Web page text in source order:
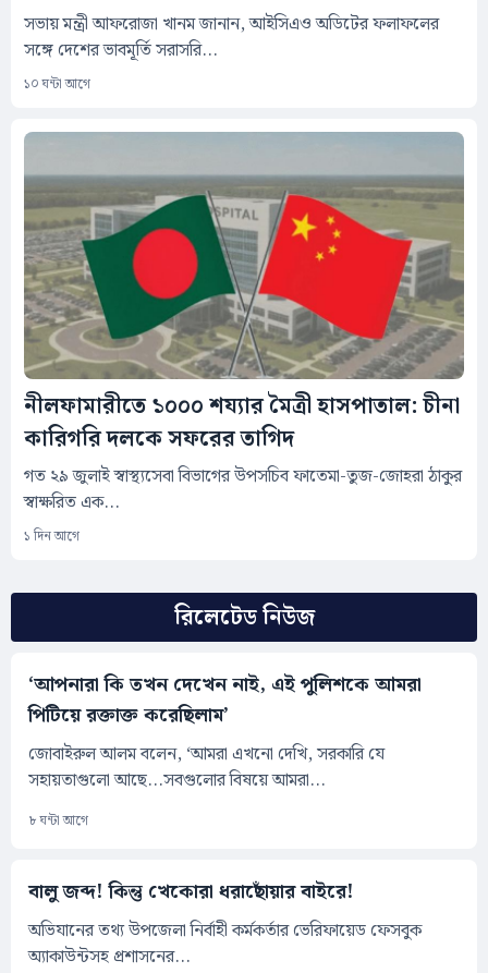
রিলেটেড নিউজ
‘আপনারা কি তখন দেখেন নাই, এই পুলিশকে আমরা
পিটিয়ে রক্তাক্ত করেছিলাম’
জোবাইরুল আলম বলেন, ‘আমরা এখনো দেখি, সরকারি যে
সহায়তাগুলো আছে...সবগুলোর বিষয়ে আমরা...
৮ ঘন্টা আগে
বালু জব্দ! কিন্তু খেকোরা ধরাছোঁয়ার বাইরে!
অভিযানের তথ্য উপজেলা নির্বাহী কর্মকর্তার ভেরিফায়েড ফেসবুক
অ্যাকাউন্টসহ প্রশাসনের...
সভায় মন্ত্রী আফরোজা খানম জানান, আইসিএও অডিটের ফলাফলের
সঙ্গে দেশের ভাবমূর্তি সরাসরি...
১০ ঘন্টা আগে
নীলফামারীতে ১০০০ শয্যার মৈত্রী হাসপাতাল: চীনা
কারিগরি দলকে সফরের তাগিদ
গত ২৯ জুলাই স্বাস্থ্যসেবা বিভাগের উপসচিব ফাতেমা-তুজ-জোহরা ঠাকুর
স্বাক্ষরিত এক...
১ দিন আগে